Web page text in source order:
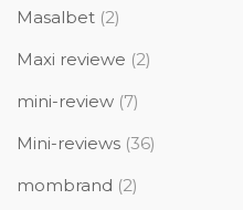
Masalbet (2)
Maxi reviewe (2)
mini-review (7)
Mini-reviews (36)
mombrand (2)